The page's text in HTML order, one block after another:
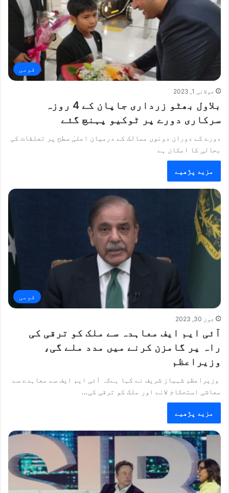
قومی
جولائی 1, 2023
بلاول بھٹو زرداری جاپان کے 4 روزہ
سرکاری دورے پر ٹوکیو پہنچ گئے
دورے کے دوران دونوں ممالک کے درمیان اعلیٰ سطح پر تعلقات کی
بحالی کا امکان ہے
مزید پڑھیے
قومی
جون 30, 2023
آئی ایم ایف معاہدہ سے ملک کو ترقی کی
راہ پر گامزن کرنے میں مدد ملے گی،
وزیراعظم
وزیراعظم شہباز شریف نے کہا ہےکہ آئی ایم ایف سے معاہدے سے
معاشی استحکام لانے اور ملک کو ترقی کی…
مزید پڑھیے